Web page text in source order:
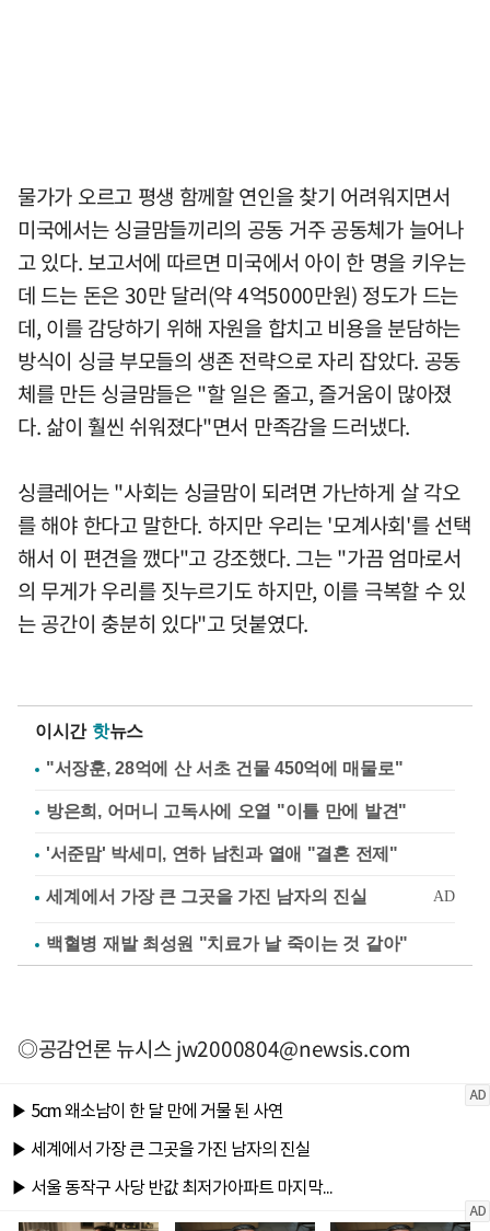
물가가 오르고 평생 함께할 연인을 찾기 어려워지면서
미국에서는 싱글맘들끼리의 공동 거주 공동체가 늘어나
고 있다. 보고서에 따르면 미국에서 아이 한 명을 키우는
데 드는 돈은 30만 달러(약 4억5000만원) 정도가 드는
데, 이를 감당하기 위해 자원을 합치고 비용을 분담하는
방식이 싱글 부모들의 생존 전략으로 자리 잡았다. 공동
체를 만든 싱글맘들은 "할 일은 줄고, 즐거움이 많아졌
다. 삶이 훨씬 쉬워졌다"면서 만족감을 드러냈다.
싱클레어는 "사회는 싱글맘이 되려면 가난하게 살 각오
를 해야 한다고 말한다. 하지만 우리는 '모계사회'를 선택
해서 이 편견을 깼다"고 강조했다. 그는 "가끔 엄마로서
의 무게가 우리를 짓누르기도 하지만, 이를 극복할 수 있
는 공간이 충분히 있다"고 덧붙였다.
이시간 핫뉴스
"서장훈, 28억에 산 서초 건물 450억에 매물로"
방은희, 어머니 고독사에 오열 "이틀 만에 발견"
'서준맘' 박세미, 연하 남친과 열애 "결혼 전제"
백혈병 재발 최성원 "치료가 날 죽이는 것 같아"
◎공감언론 뉴시스jw2000804@newsis.com